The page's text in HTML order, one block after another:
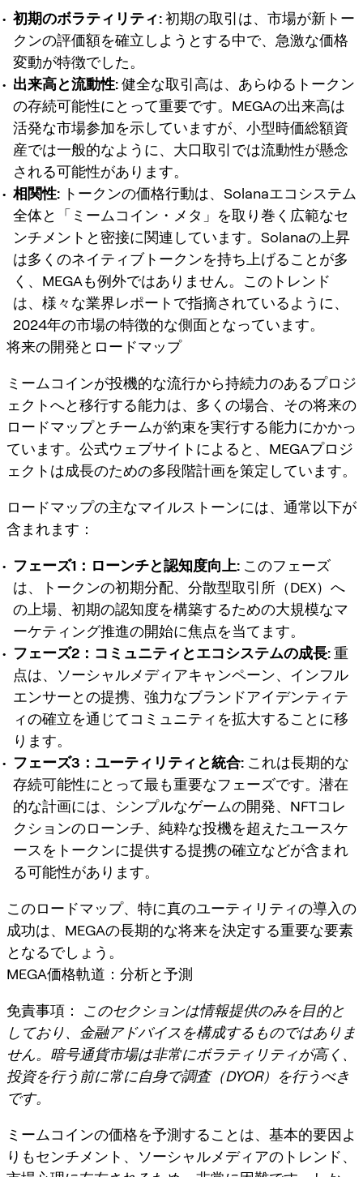
初期のボラティリティ:初期の取引は、市場が新トー
クンの評価額を確立しようとする中で、急激な価格
変動が特徴でした。
出来高と流動性:健全な取引高は、あらゆるトークン
の存続可能性にとって重要です。MEGAの出来高は
活発な市場参加を示していますが、小型時価総額資
産では一般的なように、大口取引では流動性が懸念
される可能性があります。
相関性: トークンの価格行動は、Solanaエコシステム
全体と「ミームコイン・メタ」を取り巻く広範なセ
ンチメントと密接に関連しています。Solanaの上昇
は多くのネイティブトークンを持ち上げることが多
く、MEGAも例外ではありません。このトレンド
は、様々な業界レポートで指摘されているように、
2024年の市場の特徴的な側面となっています。
将来の開発とロードマップ
ミームコインが投機的な流行から持続力のあるプロジ
ェクトへと移行する能力は、多くの場合、その将来の
ロードマップとチームが約束を実行する能力にかかっ
ています。公式ウェブサイトによると、MEGAプロジ
ェクトは成長のための多段階計画を策定しています。
ロードマップの主なマイルストーンには、通常以下が
含まれます：
フェーズ1：ローンチと認知度向上: このフェーズ
は、トークンの初期分配、分散型取引所（DEX）へ
の上場、初期の認知度を構築するための大規模なマ
ーケティング推進の開始に焦点を当てます。
フェーズ2：コミュニティとエコシステムの成長:重
点は、ソーシャルメディアキャンペーン、インフル
エンサーとの提携、強力なブランドアイデンティテ
ィの確立を通じてコミュニティを拡大することに移
ります。
フェーズ3：ユーティリティと統合: これは長期的な
存続可能性にとって最も重要なフェーズです。潜在
的な計画には、シンプルなゲームの開発、NFTコレ
クションのローンチ、純粋な投機を超えたユースケ
ースをトークンに提供する提携の確立などが含まれ
る可能性があります。
このロードマップ、特に真のユーティリティの導入の
成功は、MEGAの長期的な将来を決定する重要な要素
となるでしょう。
MEGA価格軌道：分析と予測
免責事項：
このセクションは情報提供のみを目的と
しており、金融アドバイスを構成するものではありま
せん。暗号通貨市場は非常にボラティリティが高く、
投資を行う前に常に自身で調査（DYOR）を行うべき
です。
ミームコインの価格を予測することは、基本的要因よ
りもセンチメント、ソーシャルメディアのトレンド、